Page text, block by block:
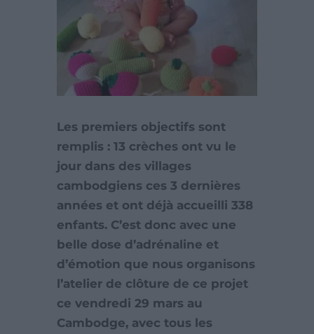
Les premiers objectifs sont
remplis : 13 crèches ont vu le
jour dans des villages
cambodgiens ces 3 dernières
années et ont déjà accueilli 338
enfants. C’est donc avec une
belle dose d’adrénaline et
d’émotion que nous organisons
l’atelier de clôture de ce projet
ce vendredi 29 mars au
Cambodge, avec tous les